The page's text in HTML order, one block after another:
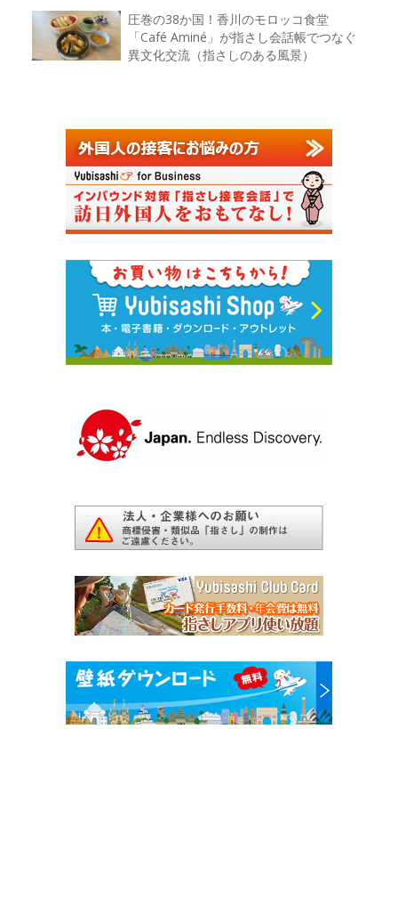
圧巻の38か国！香川のモロッコ食堂
「Café Aminé」が指さし会話帳でつなぐ
異文化交流（指さしのある風景）